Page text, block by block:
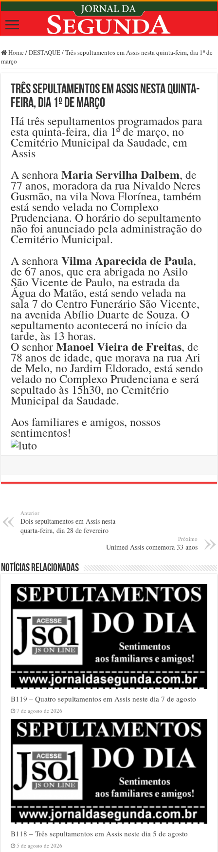
Home /DESTAQUE/Três sepultamentos em Assis nesta quinta-feira, dia 1º de
março
Três sepultamentos em Assis nesta quinta-
feira, dia 1º de março
Há três sepultamentos programados para
esta quinta-feira, dia 1º de março, no
Cemitério Municipal da Saudade, em
Assis
A senhoraMaria Servilha Dalbem, de
77 anos, moradora da rua Nivaldo Neres
Gusmão, na vila Nova Florínea, também
está sendo velada no Complexo
Prudenciana. O horário do sepultamento
não foi anunciado pela administração do
Cemitério Municipal.
A senhoraVilma Aparecida de Paula,
de 67 anos, que era abrigada no Asilo
São Vicente de Paulo, na estrada da
Água do Matão, está sendo velada na
sala 7 do Centro Funerário São Vicente,
na avenida Abílio Duarte de Souza. O
sepultamento acontecerá no início da
tarde, às 13 horas.
O senhorManoel Vieira de Freitas, de
78 anos de idade, que morava na rua Ari
de Melo, no Jardim Eldorado, está sendo
velado no Complexo Prudenciana e será
sepultado às 15h30, no Cemitério
Municipal da Saudade.
Aos familiares e amigos, nossos
sentimentos!
Anterior
Dois sepultamentos em Assis nesta
quarta-feira, dia 28 de fevereiro
Próximo
Unimed Assis comemora 33 anos
Notícias relacionadas
B119 – Quatro sepultamentos em Assis neste dia 7 de agosto
7 de agosto de 2026
B118 – Três sepultamentos em Assis neste dia 5 de agosto
5 de agosto de 2026